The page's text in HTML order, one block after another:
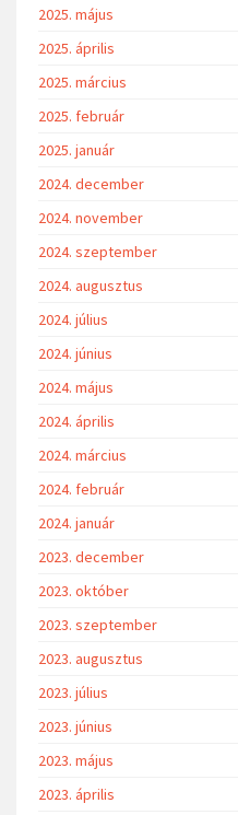
2025. május
2025. április
2025. március
2025. február
2025. január
2024. december
2024. november
2024. szeptember
2024. augusztus
2024. július
2024. június
2024. május
2024. április
2024. március
2024. február
2024. január
2023. december
2023. október
2023. szeptember
2023. augusztus
2023. július
2023. június
2023. május
2023. április